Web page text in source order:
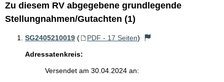
Zu diesem RV abgegebene grundlegende
Stellungnahmen/Gutachten (1)
SG2405210019 ( PDF - 17 Seiten)
Adressatenkreis:
Versendet am 30.04.2024 an: